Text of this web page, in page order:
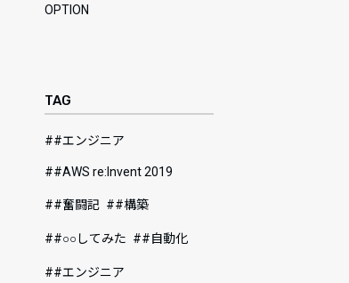
OPTION
TAG
#エンジニア
#AWS re:Invent 2019
#奮闘記 #構築
#○○してみた #自動化
#エンジニア